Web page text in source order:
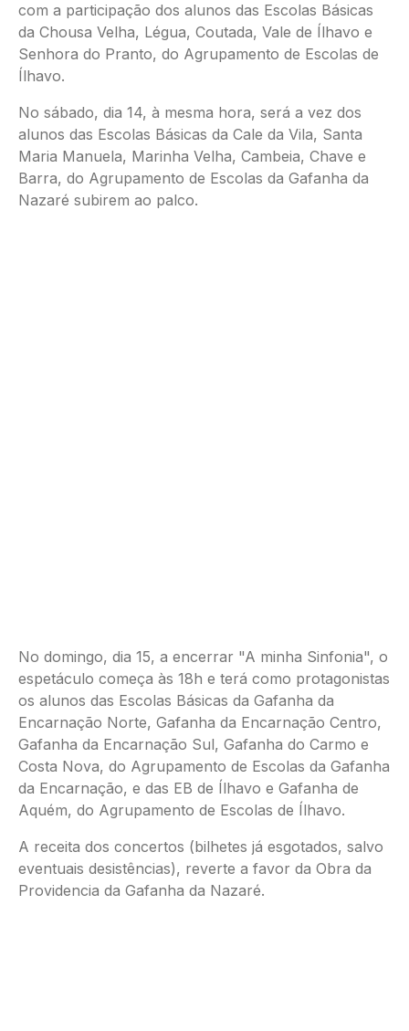
com a participação dos alunos das Escolas Básicas
da Chousa Velha, Légua, Coutada, Vale de Ílhavo e
Senhora do Pranto, do Agrupamento de Escolas de
Ílhavo.
No sábado, dia 14, à mesma hora, será a vez dos
alunos das Escolas Básicas da Cale da Vila, Santa
Maria Manuela, Marinha Velha, Cambeia, Chave e
Barra, do Agrupamento de Escolas da Gafanha da
Nazaré subirem ao palco.
No domingo, dia 15, a encerrar "A minha Sinfonia", o
espetáculo começa às 18h e terá como protagonistas
os alunos das Escolas Básicas da Gafanha da
Encarnação Norte, Gafanha da Encarnação Centro,
Gafanha da Encarnação Sul, Gafanha do Carmo e
Costa Nova, do Agrupamento de Escolas da Gafanha
da Encarnação, e das EB de Ílhavo e Gafanha de
Aquém, do Agrupamento de Escolas de Ílhavo.
A receita dos concertos (bilhetes já esgotados, salvo
eventuais desistências), reverte a favor da Obra da
Providencia da Gafanha da Nazaré.